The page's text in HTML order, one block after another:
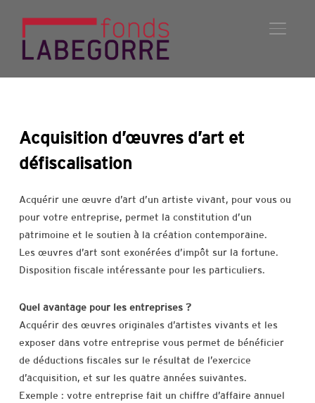
Acquisition d’œuvres d’art et
défiscalisation
Acquérir une œuvre d’art d’un artiste vivant, pour vous ou
pour votre entreprise, permet la constitution d’un
patrimoine et le soutien à la création contemporaine.
Les œuvres d’art sont exonérées d’impôt sur la fortune.
Disposition fiscale intéressante pour les particuliers.
Quel avantage pour les entreprises ?
Acquérir des œuvres originales d’artistes vivants et les
exposer dans votre entreprise vous permet de bénéficier
de déductions fiscales sur le résultat de l’exercice
d’acquisition, et sur les quatre années suivantes.
Exemple : votre entreprise fait un chiffre d’affaire annuel